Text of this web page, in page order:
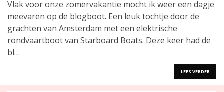
Vlak voor onze zomervakantie mocht ik weer een dagje
meevaren op de blogboot. Een leuk tochtje door de
grachten van Amsterdam met een elektrische
rondvaartboot van Starboard Boats. Deze keer had de
bl…
LEES VERDER